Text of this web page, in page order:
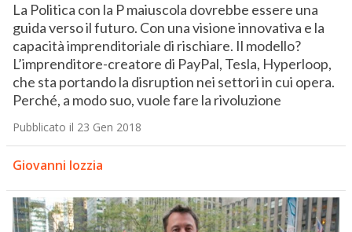
La Politica con la P maiuscola dovrebbe essere una
guida verso il futuro. Con una visione innovativa e la
capacità imprenditoriale di rischiare. Il modello?
L’imprenditore-creatore di PayPal, Tesla, Hyperloop,
che sta portando la disruption nei settori in cui opera.
Perché, a modo suo, vuole fare la rivoluzione
Pubblicato il 23 Gen 2018
Giovanni Iozzia